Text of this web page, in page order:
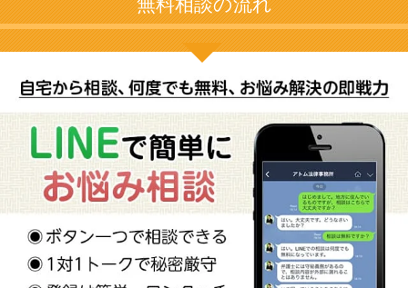
無料相談の流れ